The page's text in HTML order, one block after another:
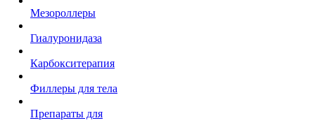
Мезороллеры
Гиалуронидаза
Карбокситерапия
Филлеры для тела
Препараты для